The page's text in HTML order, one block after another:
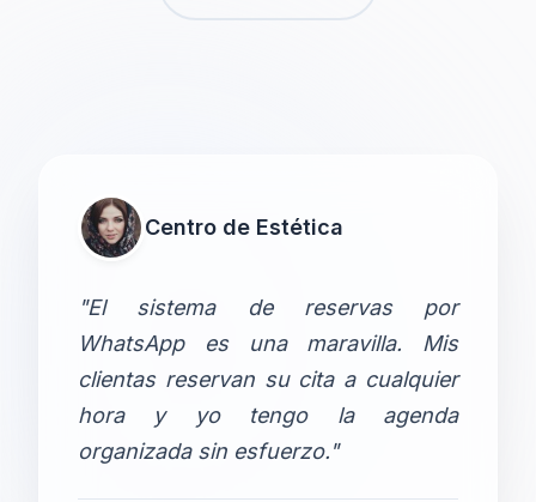
Centro de Estética
"El sistema de reservas por
WhatsApp es una maravilla. Mis
clientas reservan su cita a cualquier
hora y yo tengo la agenda
organizada sin esfuerzo."